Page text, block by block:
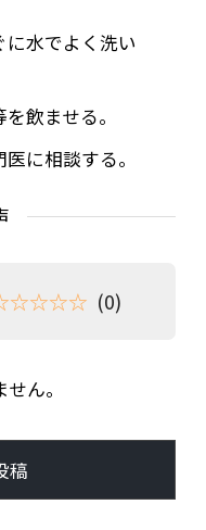
水でよく洗い
飲ませる。
に相談する。
(0)
ん。
稿